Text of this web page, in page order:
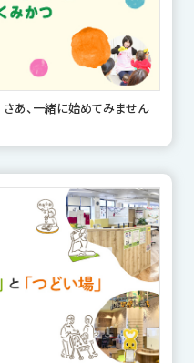
あ、一緒に始めてみません